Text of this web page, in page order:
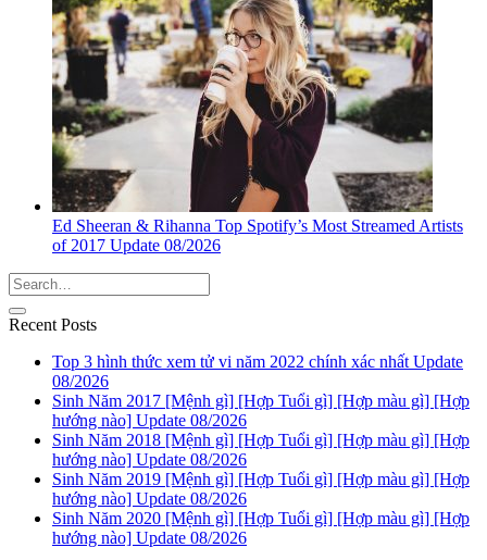
Ed Sheeran & Rihanna Top Spotify’s Most Streamed Artists
of 2017 Update 08/2026
Recent Posts
Top 3 hình thức xem tử vi năm 2022 chính xác nhất Update
08/2026
Sinh Năm 2017 [Mệnh gì] [Hợp Tuổi gì] [Hợp màu gì] [Hợp
hướng nào] Update 08/2026
Sinh Năm 2018 [Mệnh gì] [Hợp Tuổi gì] [Hợp màu gì] [Hợp
hướng nào] Update 08/2026
Sinh Năm 2019 [Mệnh gì] [Hợp Tuổi gì] [Hợp màu gì] [Hợp
hướng nào] Update 08/2026
Sinh Năm 2020 [Mệnh gì] [Hợp Tuổi gì] [Hợp màu gì] [Hợp
hướng nào] Update 08/2026